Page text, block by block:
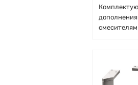
смесителям